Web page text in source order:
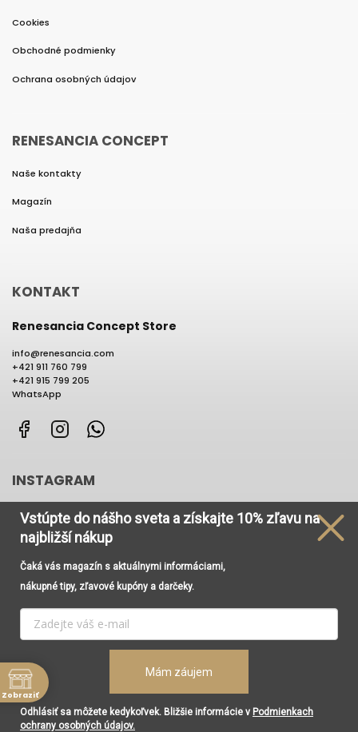
Používame cookies, aby sme Vám umožnili pohodlné
prehliadanie webu a vďaka analýze prevádzky webu
neustále zlepšovali jeho funkcie, výkon a použiteľnosť. Viac
informácií nájdete v odkaze
ochrany osobných údajov.
Cookies
Obchodné podmienky
Ochrana osobných údajov
RENESANCIA CONCEPT
Naše kontakty
Magazín
Naša predajňa
KONTAKT
Renesancia Concept Store
info@renesancia.com
+421 911 760 799
+421 915 799 205
WhatsApp
FacebookInstagram
INSTAGRAM
Vytvoril Shoptet
Copyright 2026 Renesancia Concept Store
vyhradené.
Upraviť nastavenie cookies
Grafický návrh vytvořil a nakódovalShoptak.cz
Zobraziť
Vstúpte do nášho sveta a získajte 10% zľavu na
najbližší nákup
Čaká vás magazín s aktuálnymi informáciami,
nákupné tipy, zľavové kupóny a darčeky.
Mám záujem
Odhlásiť sa môžete kedykoľvek. Bližšie informácie v Podmienkach
ochrany osobných údajov.